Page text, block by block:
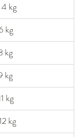
4 kg
kg
kg
kg
kg
kg